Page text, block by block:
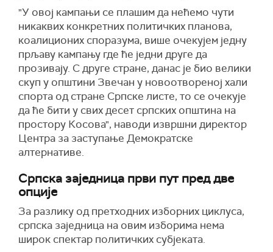
"У овој кампањи се плашим да нећемо чути
никаквих конкретних политичких планова,
коалиционих споразума, више очекујем једну
прљаву кампању где ће једни друге да
прозивају. С друге стране, данас је био велики
скуп у општини Звечан у новоотвореној хали
спорта од стране Српске листе, то се очекује
да ће бити у свих десет српских општина на
простору Косова", наводи извршни директор
Центра за заступање Демократске
алтернативе.
Српска заједница први пут пред две
опције
За разлику од претходних изборних циклуса,
српска заједница на овим изборима нема
широк спектар политичких субјеката.